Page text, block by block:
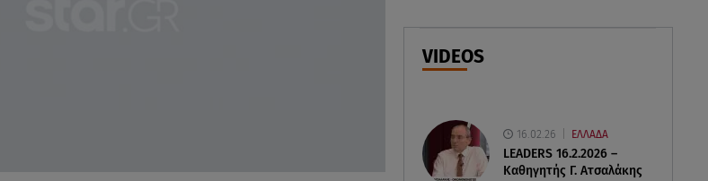
07.08.26 , 18:34
Έξοδος Αυγούστου: Στο 100% η
πληρότητα για Κυκλάδες
VIDEOS
16.02.26 ΕΛΛΑΔΑ
LEADERS 16.2.2026 –
Καθηγητής Γ. Ατσαλάκης